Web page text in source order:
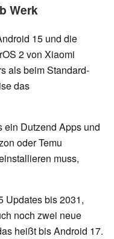
Werk
15 und die
2 von Xiaomi
als beim Standard-
das
ein Dutzend Apps und
oder Temu
muss,
Updates bis 2031,
noch zwei neue
heißt bis Android 17.